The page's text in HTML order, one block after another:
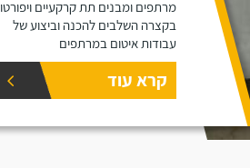
מרתפים ומבנים תת קרקעיים ויפורטו
בקצרה השלבים להכנה וביצוע של
עבודות איטום במרתפים
קרא עוד